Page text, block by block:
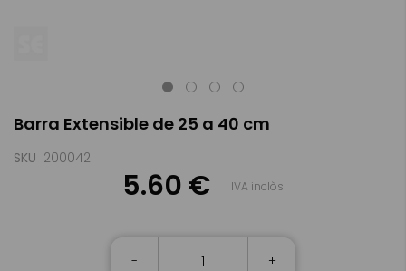
Barra Extensible de 25 a 40 cm
SKU 200042
5.60 € IVA inclòs
- +
to
beginning